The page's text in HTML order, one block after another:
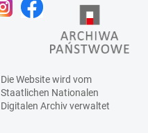
Die Website wird vom
Staatlichen Nationalen
Digitalen Archivverwaltet